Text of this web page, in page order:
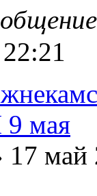
9 мая
17 май